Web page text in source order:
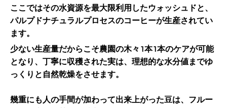
ここではその水資源を最大限利用したウォッシュドと、
パルプドナチュラルプロセスのコーヒーが生産されてい
ます。
少ない生産量だからこそ農園の木々1本1本のケアが可能
となり、丁寧に収穫された実は、理想的な水分値までゆ
っくりと自然乾燥をさせます。
幾重にも人の手間が加わって出来上がった豆は、 フルー